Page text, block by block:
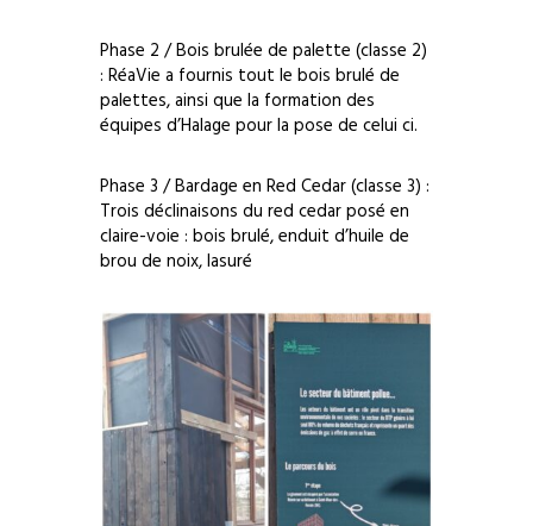
Phase 2 / Bois brulée de palette (classe 2)
: RéaVie a fournis tout le bois brulé de
palettes, ainsi que la formation des
équipes d’Halage pour la pose de celui ci.
Phase 3 / Bardage en Red Cedar (classe 3) :
Trois déclinaisons du red cedar posé en
claire-voie : bois brulé, enduit d’huile de
brou de noix, lasuré